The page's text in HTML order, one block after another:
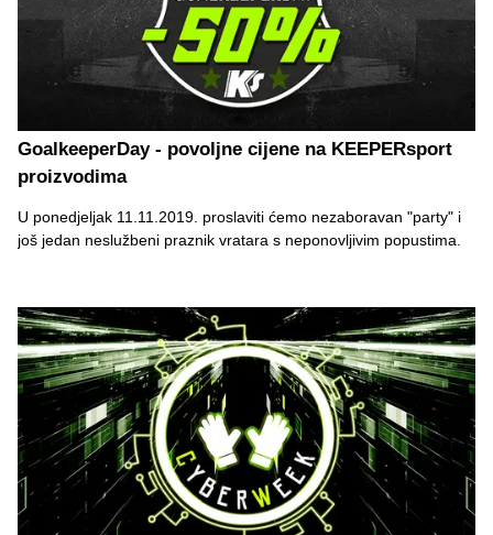
GoalkeeperDay - povoljne cijene na KEEPERsport
proizvodima
U ponedjeljak 11.11.2019. proslaviti ćemo nezaboravan "party" i
još jedan neslužbeni praznik vratara s neponovljivim popustima.